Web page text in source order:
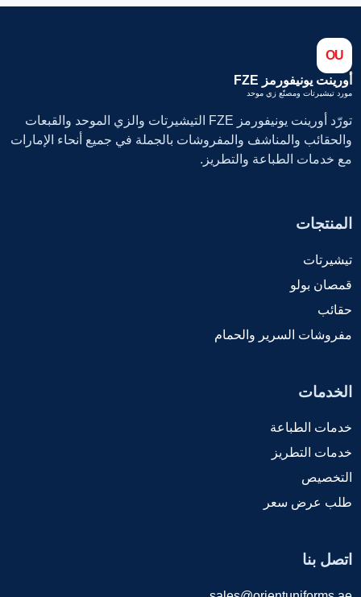
OU
أورينت يونيفورمز FZE
مورد تيشيرتات ومصنّع زي موحد
تورّد أورينت يونيفورمز FZE التيشيرتات والزي الموحد والقبعات
والحقائب والمناشف والمفروشات بالجملة في جميع أنحاء الإمارات
مع خدمات الطباعة والتطريز.
المنتجات
تيشيرتات
قمصان بولو
حقائب
مفروشات السرير والحمام
الخدمات
خدمات الطباعة
خدمات التطريز
التخصيص
طلب عرض سعر
اتصل بنا